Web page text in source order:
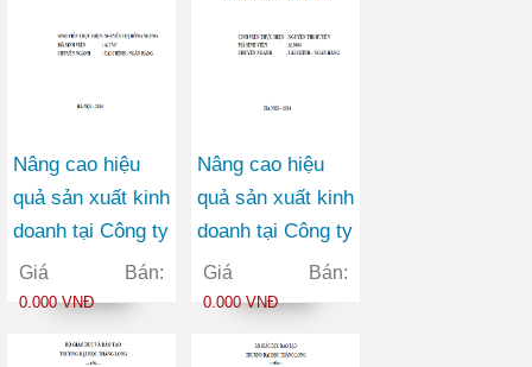
Nâng cao hiệu
quả sản xuất kinh
doanh tại Công ty
trách nhiệm hữu
hạn Nhất An
Giá Bán:
0.000 VNĐ
Nâng cao hiệu
quả sản xuất kinh
doanh tại Công ty
TNHH Quốc tế
Khánh Sinh
Giá Bán:
0.000 VNĐ